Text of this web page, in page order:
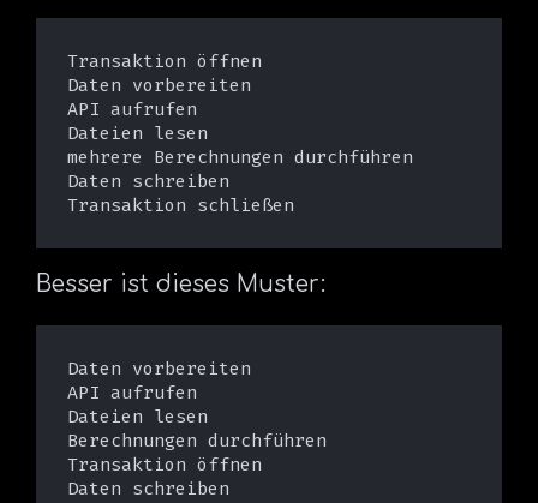
Transaktion öffnen
Daten vorbereiten
API aufrufen
Dateien lesen
mehrere Berechnungen durchführen
Daten schreiben
Besser ist dieses Muster:
Daten vorbereiten
API aufrufen
Dateien lesen
Berechnungen durchführen
Transaktion öffnen
Daten schreiben